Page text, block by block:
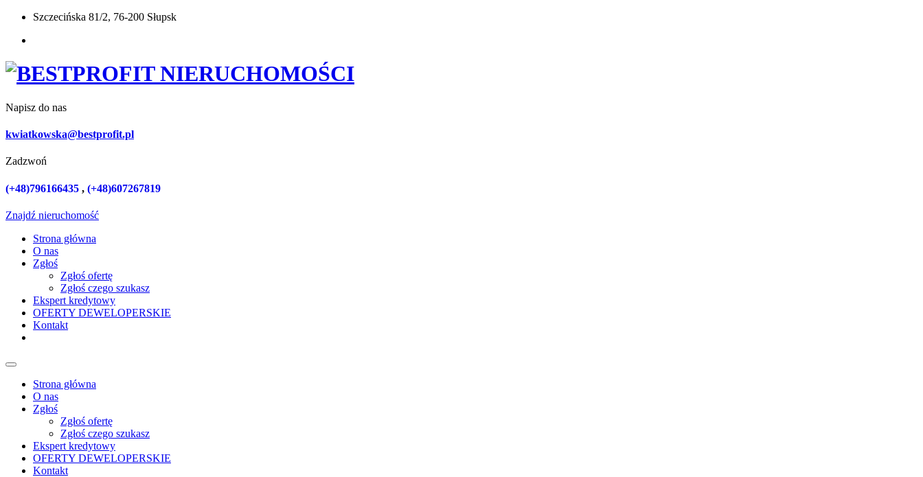
Szczecińska 81/2, 76-200 Słupsk
Napisz do nas
kwiatkowska@bestprofit.pl
Zadzwoń
(+48)796166435 , (+48)607267819
Znajdź nieruchomość
Strona główna
O nas
Zgłoś
Zgłoś ofertę
Zgłoś czego szukasz
Ekspert kredytowy
OFERTY DEWELOPERSKIE
Kontakt
Strona główna
O nas
Zgłoś
Zgłoś ofertę
Zgłoś czego szukasz
Ekspert kredytowy
OFERTY DEWELOPERSKIE
Kontakt